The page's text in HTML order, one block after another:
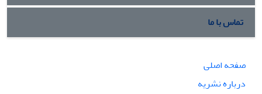
تماس با ما
صفحه اصلی
درباره نشریه